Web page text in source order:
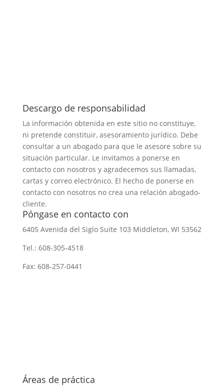
Descargo de responsabilidad
La información obtenida en este sitio no constituye,
ni pretende constituir, asesoramiento jurídico. Debe
consultar a un abogado para que le asesore sobre su
situación particular. Le invitamos a ponerse en
contacto con nosotros y agradecemos sus llamadas,
cartas y correo electrónico. El hecho de ponerse en
contacto con nosotros no crea una relación abogado-
cliente.
Póngase en contacto con
6405 Avenida del Siglo Suite 103 Middleton, WI 53562
Tel.: 608-305-4518
Fax: 608-257-0441
Áreas de práctica